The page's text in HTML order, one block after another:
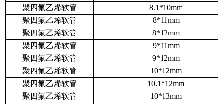
聚四氟乙烯软管
8.1*10mm
聚四氟乙烯软管
8*11mm
聚四氟乙烯软管
8*12mm
聚四氟乙烯软管
9*11mm
聚四氟乙烯软管
9*12mm
聚四氟乙烯软管
10*12mm
聚四氟乙烯软管
10.1*12mm
聚四氟乙烯软管
10*13mm